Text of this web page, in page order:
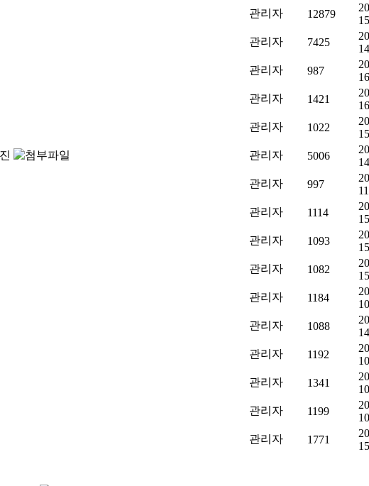
관리자 12879
관리자 7425
관리자 987
관리자 1421
관리자 1022
관리자 5006
관리자 997
관리자 1114
관리자 1093
관리자 1082
관리자 1184
관리자 1088
관리자 1192
관리자 1341
관리자 1199
관리자 1771